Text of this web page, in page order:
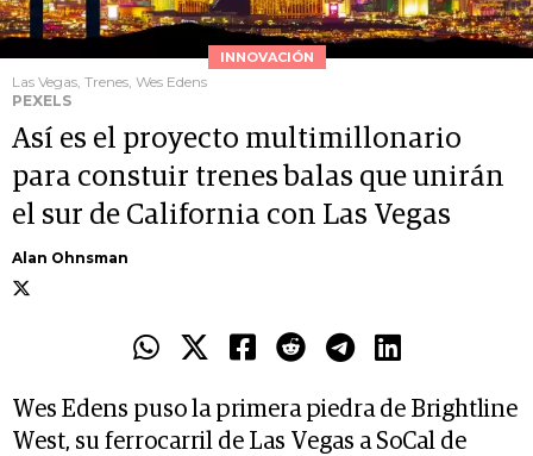
INNOVACIÓN
Las Vegas, Trenes, Wes Edens
PEXELS
Así es el proyecto multimillonario
para constuir trenes balas que unirán
el sur de California con Las Vegas
Alan Ohnsman
Wes Edens puso la primera piedra de Brightline
West, su ferrocarril de Las Vegas a SoCal de